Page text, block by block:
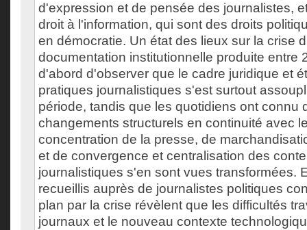
d'expression et de pensée des journalistes,
droit à l'information, qui sont des droits
en démocratie. Un état des lieux sur la crise
documentation institutionnelle produite entre
d'abord d'observer que le cadre juridique et
pratiques journalistiques s'est surtout
période, tandis que les quotidiens ont connu
changements structurels en continuité avec
concentration de la presse, de
et de convergence et centralisation des
journalistiques s'en sont vues transformées.
recueillis auprès de journalistes politiques
plan par la crise révèlent que les difficultés
journaux et le nouveau contexte